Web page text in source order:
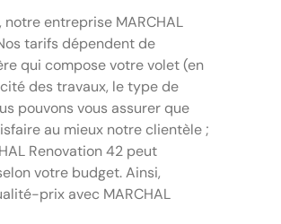
entreprise MARCHAL
tarifs dépendent de
qui compose votre volet (en
des travaux, le type de
pouvons vous assurer que
au mieux notre clientèle ;
Renovation 42 peut
votre budget. Ainsi,
prix avec MARCHAL